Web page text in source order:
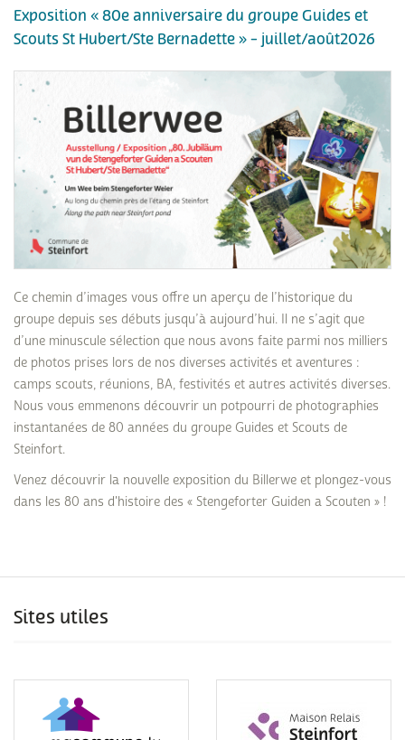
Exposition « 80e anniversaire du groupe Guides et
Scouts St Hubert/Ste Bernadette » - juillet/août2026
Ce chemin d’images vous offre un aperçu de l’historique du
groupe depuis ses débuts jusqu’à aujourd’hui. Il ne s’agit que
d’une minuscule sélection que nous avons faite parmi nos milliers
de photos prises lors de nos diverses activités et aventures :
camps scouts, réunions, BA, festivités et autres activités diverses.
Nous vous emmenons découvrir un potpourri de photographies
instantanées de 80 années du groupe Guides et Scouts de
Steinfort.
Venez découvrir la nouvelle exposition du Billerwe et plongez-vous
dans les 80 ans d'histoire des « Stengeforter Guiden a Scouten » !
Sites utiles